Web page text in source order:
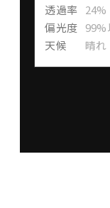
透過率 24%
偏光度 99%
天候
晴れ